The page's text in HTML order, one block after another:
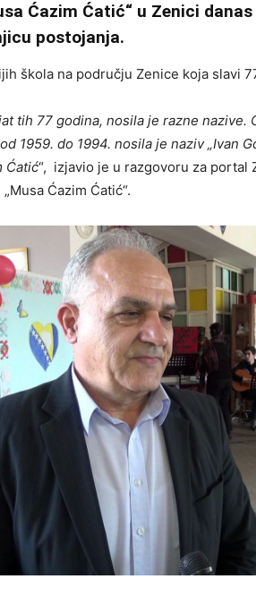
Ćazim Ćatić“ u Zenici
postojanja.
škola na području Zenice koja slavi
tih 77 godina, nosila je razne nazive.
1959. do 1994. nosila je naziv „Ivan
Ćatić“, izjavio je u razgovoru za portal
Ćazim Ćatić“.